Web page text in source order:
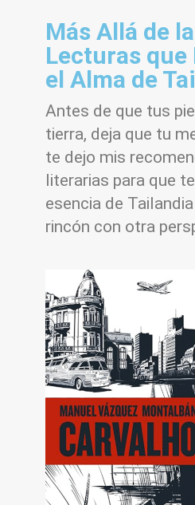
Más Allá de
Lecturas que
el Alma de
Antes de que tus
tierra, deja que tu
te dejo mis
literarias para que
esencia de
rincón con otra